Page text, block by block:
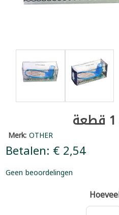
Merk:OTHER
Betalen: € 2,54
Geen beoordelingen